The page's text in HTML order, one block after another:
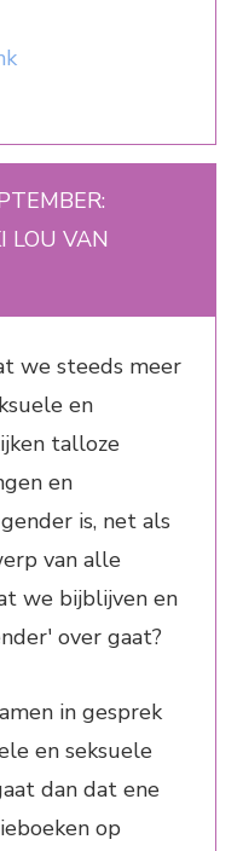
LOU VAN
we steeds meer
en
talloze
en
is, net als
van alle
we bijblijven en
over gaat?
in gesprek
en seksuele
dan dat ene
op